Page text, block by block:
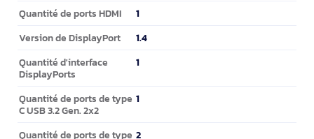
Quantité de ports HDMI 1
Version de DisplayPort 1.4
Quantité d'interface
DisplayPorts
1
Quantité de ports de type
C USB 3.2 Gen. 2x2
1
Quantité de ports de type 2